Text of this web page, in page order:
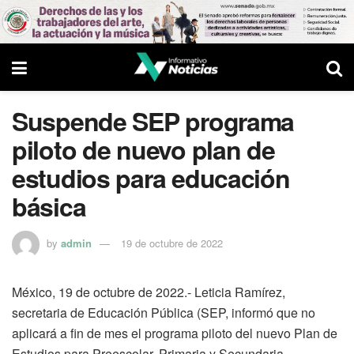
Suspende SEP programa
piloto de nuevo plan de
estudios para educación
básica
by admin 19 de octubre de 2022
México, 19 de octubre de 2022.- Leticia Ramírez,
secretaria de Educación Pública (SEP, informó que no
aplicará a fin de mes el programa piloto del nuevo Plan de